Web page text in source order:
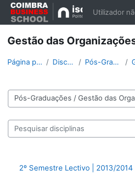
Ir para o conteúdo principal
Utilizador
Gestão das
Página principal Disciplinas Pós-Graduações
Categorias de disciplinas
Pesquisar disciplinas
2º Semestre Lectivo | 2013/2014